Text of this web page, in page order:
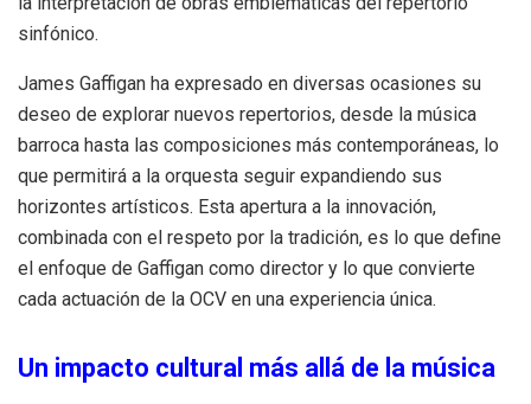
sinfónico.
James Gaffigan ha expresado en diversas ocasiones su
deseo de explorar nuevos repertorios, desde la música
barroca hasta las composiciones más contemporáneas, lo
que permitirá a la orquesta seguir expandiendo sus
horizontes artísticos. Esta apertura a la innovación,
combinada con el respeto por la tradición, es lo que define
el enfoque de Gaffigan como director y lo que convierte
cada actuación de la OCV en una experiencia única.
Un impacto cultural más allá de la música